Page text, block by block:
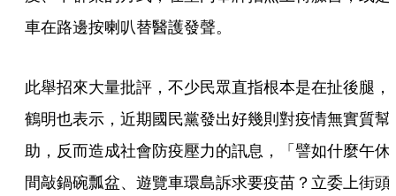
車在路邊按喇叭替醫護發聲。
此舉招來大量批評，不少民眾直指根本是在扯後腿，
鶴明也表示，近期國民黨發出好幾則對疫情無實質幫
助，反而造成社會防疫壓力的訊息，「譬如什麼午休
間敲鍋碗瓢盆、遊覽車環島訴求要疫苗？立委上街頭